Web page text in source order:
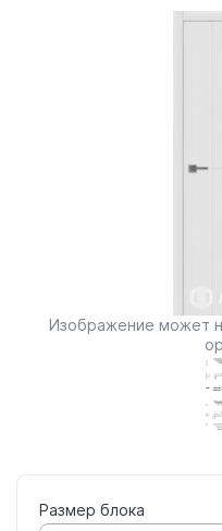
Изображение может
Размер блока